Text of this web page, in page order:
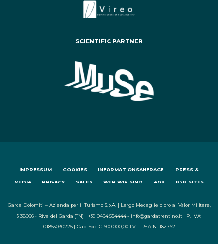
SCIENTIFIC PARTNER
IMPRESSUM COOKIES INFORMATIONSANFRAGE PRESS &
MEDIA PRIVACY SALES WER WIR SIND AGB B2B SITES
Garda Dolomiti – Azienda per il Turismo S.p.A. | Largo Medaglie d'oro al Valor Militare,
5 38066 - Riva del Garda (TN) | +39 0464 554444 - info@gardatrentino.it | P. IVA:
01855030225 | Cap. Soc. € 600.000,00 I.V. | REA N. 182762